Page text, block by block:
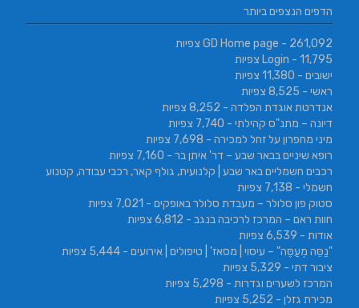
הדפים הנצפים ביותר
GD Home page - 261,092 צפיות
Login - 11,795 צפיות
ישובים - 11,380 צפיות
ראשי - 8,525 צפיות
אנדרטת אוגדת הפלדה - 8,252 צפיות
דיונה – מתנ"ס קהילתי - 7,740 צפיות
מיני מחפרון על זחל למכירה - 7,698 צפיות
רופא שיניים בבאר שבע – דר' איתן בר - 7,160 צפיות
רכבים חשמליים באר שבע | קלנועית, גולף קאר, רכבי עבודה, קטנוע
חשמלי - 7,138 צפיות
סטוק פון סלולר – מעבדת סלולר באופקים - 7,021 צפיות
חוות ראם – המרכז לרכיבה בנגב - 6,812 צפיות
אודות - 6,539 צפיות
"נַסֵּה מְעַסֶּה" – עיסוי | מסאז' | טיפולים | אירועים - 5,444 צפיות
ציבור דתי - 5,329 צפיות
המרכז לשערים וגדרות - 5,298 צפיות
מכירת גזלן - 5,252 צפיות